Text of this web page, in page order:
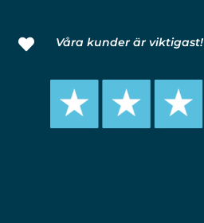
 Våra kunder är viktigast!